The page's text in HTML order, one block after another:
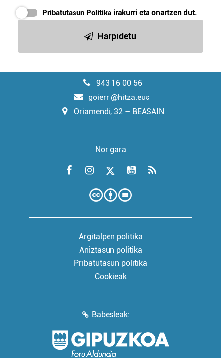
Pribatutasun Politika irakurri eta onartzen dut.
Harpidetu
943 16 00 56
goierri@hitza.eus
Oriamendi, 32 – BEASAIN
Nor gara
Argitalpen politika
Aniztasun politika
Pribatutasun politika
Cookieak
Babesleak: